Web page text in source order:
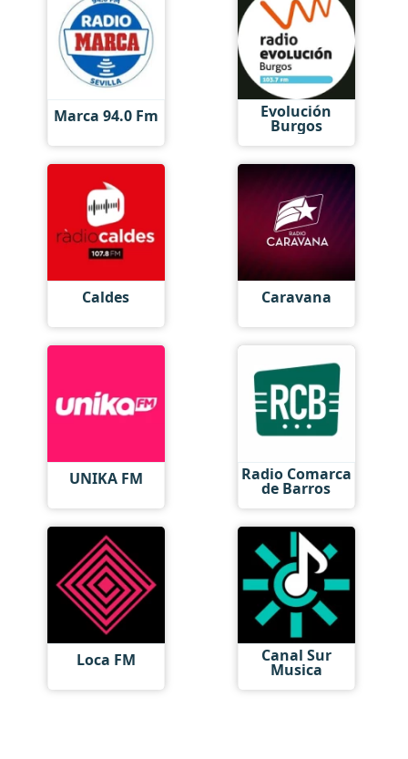
Marca 94.0 Fm Evolución
Burgos
Caldes Caravana
UNIKA FM Radio Comarca
de Barros
Loca FM Canal Sur
Musica